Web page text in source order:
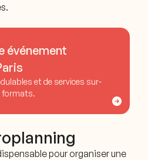
événement
et de services sur-
formats.
pour organiser une